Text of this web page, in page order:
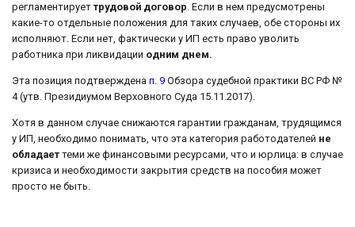
регламентируеттрудовой договор. Если в нем предусмотрены
какие-то отдельные положения для таких случаев, обе стороны их
исполняют. Если нет, фактически у ИП есть право уволить
работника при ликвидации одним днем.
Эта позиция подтверждена п. 9 Обзора судебной практики ВС РФ №
4 (утв. Президиумом Верховного Суда 15.11.2017).
Хотя в данном случае снижаются гарантии гражданам, трудящимся
у ИП, необходимо понимать, что эта категория работодателей не
обладает теми же финансовыми ресурсами, что и юрлица: в случае
кризиса и необходимости закрытия средств на пособия может
просто не быть.